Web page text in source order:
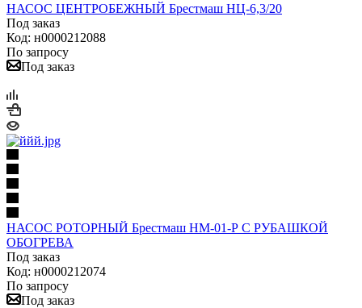
НАСОС ЦЕНТРОБЕЖНЫЙ Брестмаш НЦ-6,3/20
Под заказ
Код: н0000212088
По запросу
Под заказ
НАСОС РОТОРНЫЙ Брестмаш НМ-01-Р С РУБАШКОЙ
ОБОГРЕВА
Под заказ
Код: н0000212074
По запросу
Под заказ